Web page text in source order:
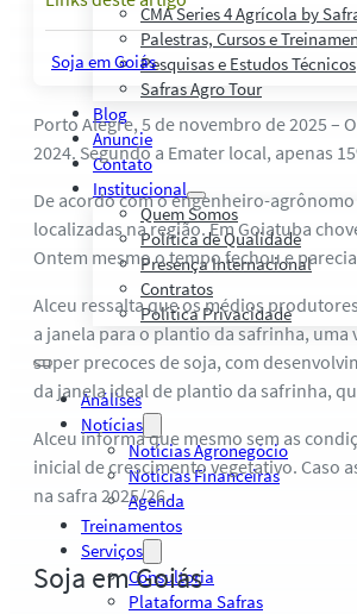
CMA Series 4 Agrícola by
Palestras, Cursos e
Pesquisas e Estudos Técnicos
Safras Agro Tour
Blog
Anuncie
Contato
Institucional
Quem Somos
Política de Qualidade
Presença Internacional
Contratos
Política Privacidade
Análises
Notícias
Notícias Agronegócio
Notícias Financeiras
Agenda
Treinamentos
Serviços
Consultoria
Plataforma Safras
Soja em Goiás
Porto Alegre, 5 de novembro de 2025 –
2024. Segundo a Emater local, apenas
De acordo com o engenheiro-
localizadas na região. Em Goiatuba
Ontem mesmo o tempo fechou e
Alceu ressalta que os médios
a janela para o plantio da safrinha,
super precoces de soja, com
da janela ideal de plantio da safrinha,
Alceu informa que mesmo sem as
inicial de crescimento vegetativo. Caso
na safra 2025/26.
Soja em Goiás